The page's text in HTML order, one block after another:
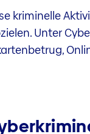
kriminelle
Unter